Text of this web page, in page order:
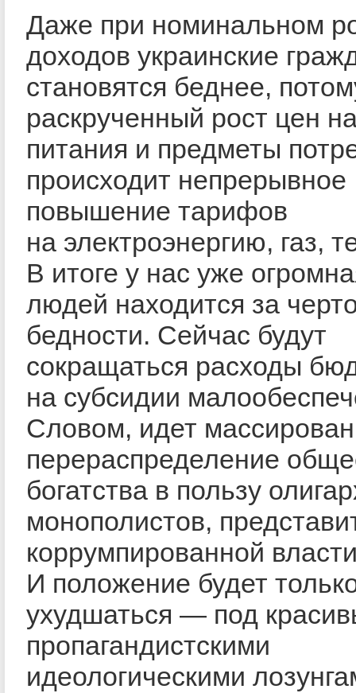
Даже при номинальном
доходов украинские
становятся беднее,
раскрученный рост цен
питания и предметы
происходит непрерывное
повышение тарифов
на электроэнергию, газ,
В итоге у нас уже
людей находится за
бедности. Сейчас будут
сокращаться расходы
на субсидии
Словом, идет
перераспределение
богатства в пользу
монополистов,
коррумпированной
И положение будет
ухудшаться — под
пропагандистскими
идеологическими